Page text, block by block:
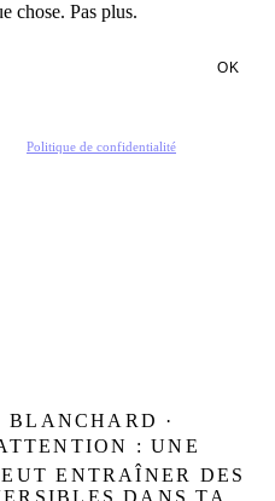
chose. Pas plus.
OK
Politique de confidentialité
BLANCHARD ·
: UNE
ENTRAÎNER DES